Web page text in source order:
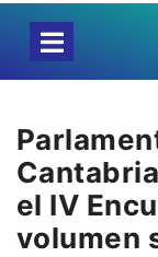
el IV
volumen